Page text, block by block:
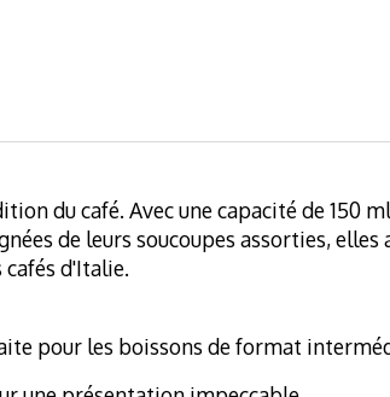
du café. Avec une capacité de 150
de leurs soucoupes assorties,
d'Italie.
pour les boissons de format